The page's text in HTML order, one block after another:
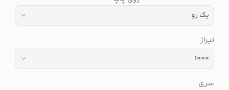
تیراژ
سری